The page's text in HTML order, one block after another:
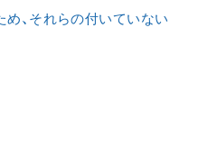
、それらの付いていない